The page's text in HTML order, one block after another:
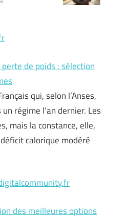
de poids : sélection
qui, selon l’Anses,
régime l’an dernier. Les
mais la constance, elle,
calorique modéré
des meilleures options